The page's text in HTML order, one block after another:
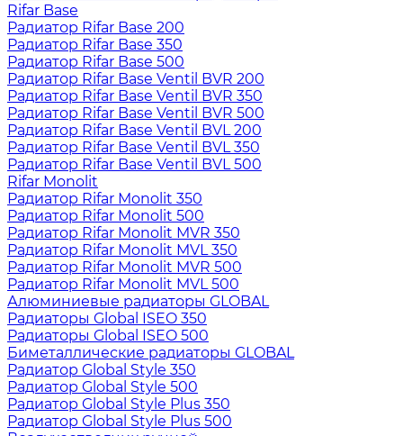
Rifar Base
Радиатор Rifar Base 200
Радиатор Rifar Base 350
Радиатор Rifar Base 500
Радиатор Rifar Base Ventil BVR 200
Радиатор Rifar Base Ventil BVR 350
Радиатор Rifar Base Ventil BVR 500
Радиатор Rifar Base Ventil BVL 200
Радиатор Rifar Base Ventil BVL 350
Радиатор Rifar Base Ventil BVL 500
Rifar Monolit
Радиатор Rifar Monolit 350
Радиатор Rifar Monolit 500
Радиатор Rifar Monolit MVR 350
Радиатор Rifar Monolit MVL 350
Радиатор Rifar Monolit MVR 500
Радиатор Rifar Monolit MVL 500
Алюминиевые радиаторы GLOBAL
Радиаторы Global ISEO 350
Радиаторы Global ISEO 500
Биметаллические радиаторы GLOBAL
Радиатор Global Style 350
Радиатор Global Style 500
Радиатор Global Style Plus 350
Радиатор Global Style Plus 500